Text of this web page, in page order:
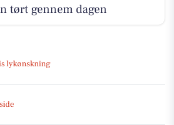
tørt gennem dagen
lykønskning